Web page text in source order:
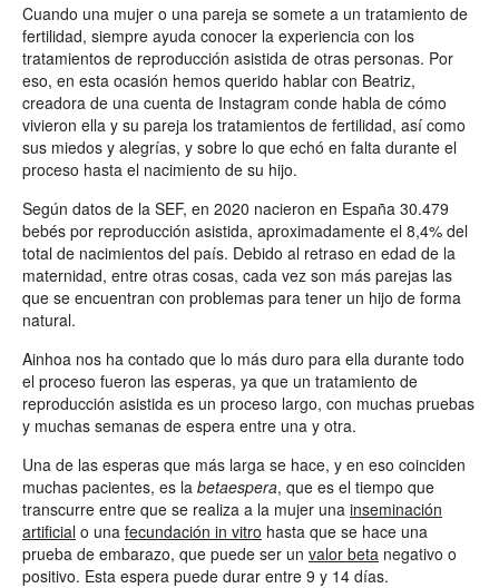
Cuando una mujer o una pareja se somete a un tratamiento de
fertilidad, siempre ayuda conocer la experiencia con los
tratamientos de reproducción asistida de otras personas. Por
eso, en esta ocasión hemos querido hablar con Beatriz,
creadora de una cuenta de Instagram conde habla de cómo
vivieron ella y su pareja los tratamientos de fertilidad, así como
sus miedos y alegrías, y sobre lo que echó en falta durante el
proceso hasta el nacimiento de su hijo.
Según datos de la SEF, en 2020 nacieron en España 30.479
bebés por reproducción asistida, aproximadamente el 8,4% del
total de nacimientos del país. Debido al retraso en edad de la
maternidad, entre otras cosas, cada vez son más parejas las
que se encuentran con problemas para tener un hijo de forma
natural.
Ainhoa nos ha contado que lo más duro para ella durante todo
el proceso fueron las esperas, ya que un tratamiento de
reproducción asistida es un proceso largo, con muchas pruebas
y muchas semanas de espera entre una y otra.
Una de las esperas que más larga se hace, y en eso coinciden
muchas pacientes, es la betaespera, que es el tiempo que
transcurre entre que se realiza a la mujer una inseminación
artificial o una fecundación in vitro hasta que se hace una
prueba de embarazo, que puede ser un valor beta negativo o
positivo. Esta espera puede durar entre 9 y 14 días.